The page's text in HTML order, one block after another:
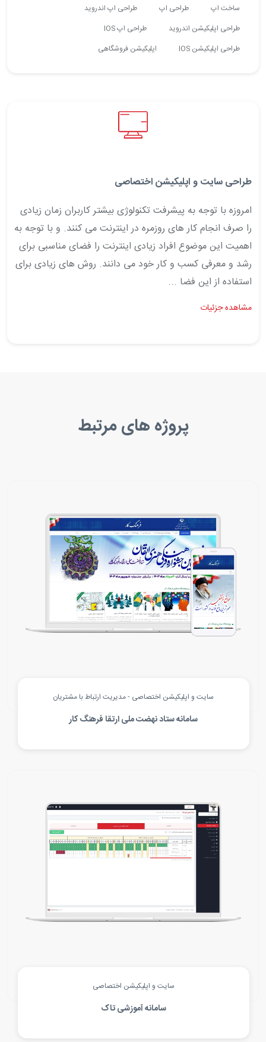
ساخت اپ طراحی اپ
طراحی اپ اندروید
طراحی اپلیکیشن اندروید
طراحی اپ IOS
طراحی اپلیکیشن IOS
اپلیکیشن فروشگاهی
طراحی سایت و اپلیکیشن اختصاصی
امروزه با توجه به پیشرفت تکنولوژی بیشتر کاربران زمان زیادی
را صرف انجام کار های روزمره در اینترنت می کنند. و با توجه به
اهمیت این موضوع افراد زیادی اینترنت را فضای مناسبی برای
رشد و معرفی کسب و کار خود می دانند. روش های زیادی برای
استفاده از این فضا ...
مشاهده جزئیات
پروژه های مرتبط
سایت و اپلیکیشن اختصاصی - مدیریت ارتباط با مشتریان
سامانه ستاد نهضت ملی ارتقا فرهنگ کار
سایت و اپلیکیشن اختصاصی
سامانه آموزشی تاک